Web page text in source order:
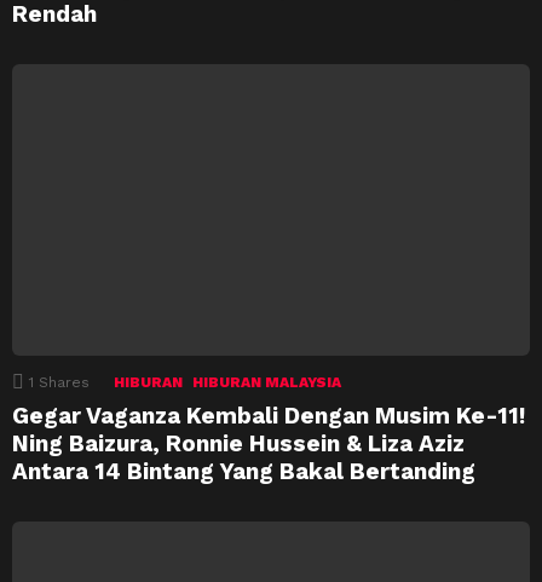
Rendah
1 Shares HIBURAN HIBURAN MALAYSIA
Gegar Vaganza Kembali Dengan Musim Ke-11!
Ning Baizura, Ronnie Hussein & Liza Aziz
Antara 14 Bintang Yang Bakal Bertanding